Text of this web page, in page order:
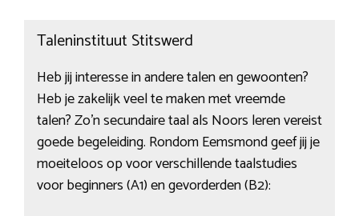
Taleninstituut Stitswerd
Heb jij interesse in andere talen en gewoonten?
Heb je zakelijk veel te maken met vreemde
talen? Zo’n secundaire taal als Noors leren vereist
goede begeleiding. Rondom Eemsmond geef jij je
moeiteloos op voor verschillende taalstudies
voor beginners (A1) en gevorderden (B2):